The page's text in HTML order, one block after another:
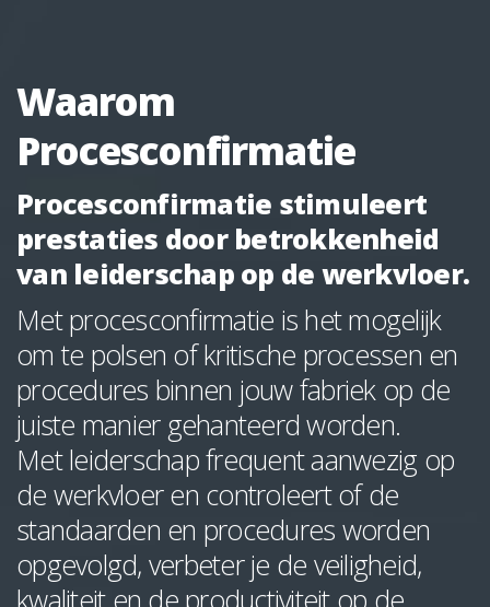
Waarom
Procesconfirmatie
Procesconfirmatie stimuleert
prestaties door betrokkenheid
van leiderschap op de werkvloer.
Met procesconfirmatie is het mogelijk
om te polsen of kritische processen en
procedures binnen jouw fabriek op de
juiste manier gehanteerd worden.
Met leiderschap frequent aanwezig op
de werkvloer en controleert of de
standaarden en procedures worden
opgevolgd, verbeter je de veiligheid,
kwaliteit en de productiviteit op de